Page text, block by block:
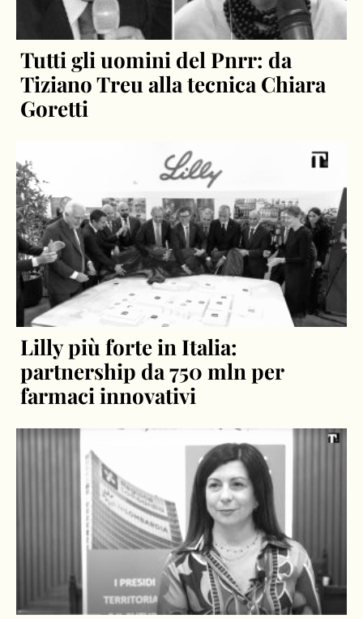
Tutti gli uomini del Pnrr: da
Tiziano Treu alla tecnica Chiara
Goretti
Lilly più forte in Italia:
partnership da 750 mln per
farmaci innovativi